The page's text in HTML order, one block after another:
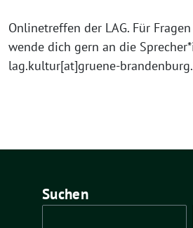
Onlinetreffen der LAG. Für
wende dich gern an die
lag.kultur[at]gruene-
Suchen